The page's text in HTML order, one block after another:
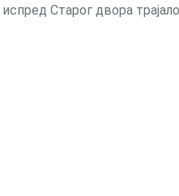
Старог двора трајало